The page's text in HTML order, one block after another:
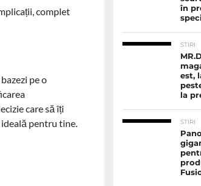
complet
pe o
care să îți
pentru tine.
în
STIRI
est,
la
STIRI